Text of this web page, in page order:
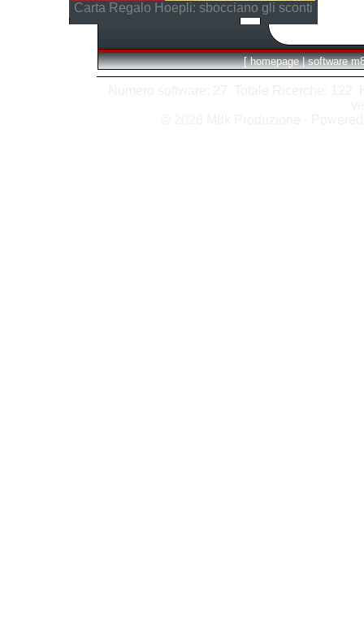
Carta Regalo Hoepli: sbocciano gli sconti
[ homepage | software